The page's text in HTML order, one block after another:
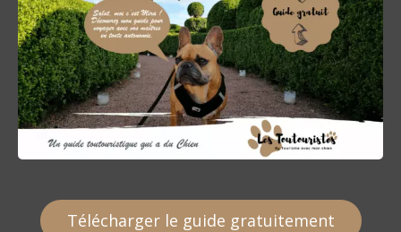
Télécharger le guide gratuitement